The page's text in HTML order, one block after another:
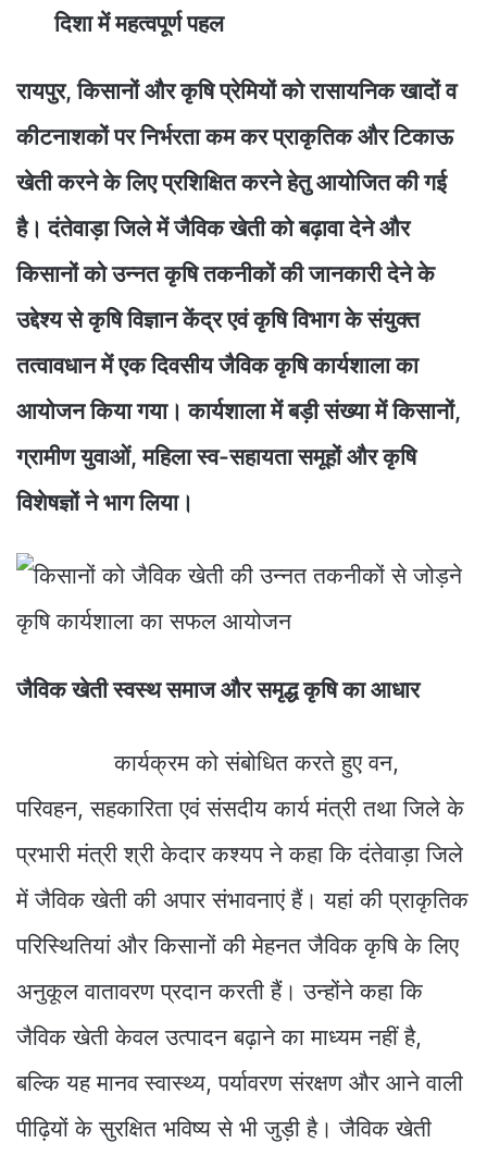
दिशा में महत्वपूर्ण पहल
रायपुर, किसानों और कृषि प्रेमियों को रासायनिक खादों व
कीटनाशकों पर निर्भरता कम कर प्राकृतिक और टिकाऊ
खेती करने के लिए प्रशिक्षित करने हेतु आयोजित की गई
है। दंतेवाड़ा जिले में जैविक खेती को बढ़ावा देने और
किसानों को उन्नत कृषि तकनीकों की जानकारी देने के
उद्देश्य से कृषि विज्ञान केंद्र एवं कृषि विभाग के संयुक्त
तत्वावधान में एक दिवसीय जैविक कृषि कार्यशाला का
आयोजन किया गया। कार्यशाला में बड़ी संख्या में किसानों,
ग्रामीण युवाओं, महिला स्व-सहायता समूहों और कृषि
विशेषज्ञों ने भाग लिया।
जैविक खेती स्वस्थ समाज और समृद्ध कृषि का आधार
कार्यक्रम को संबोधित करते हुए वन,
परिवहन, सहकारिता एवं संसदीय कार्य मंत्री तथा जिले के
प्रभारी मंत्री श्री केदार कश्यप ने कहा कि दंतेवाड़ा जिले
में जैविक खेती की अपार संभावनाएं हैं। यहां की प्राकृतिक
परिस्थितियां और किसानों की मेहनत जैविक कृषि के लिए
अनुकूल वातावरण प्रदान करती हैं। उन्होंने कहा कि
जैविक खेती केवल उत्पादन बढ़ाने का माध्यम नहीं है,
बल्कि यह मानव स्वास्थ्य, पर्यावरण संरक्षण और आने वाली
पीढ़ियों के सुरक्षित भविष्य से भी जुड़ी है। जैविक खेती